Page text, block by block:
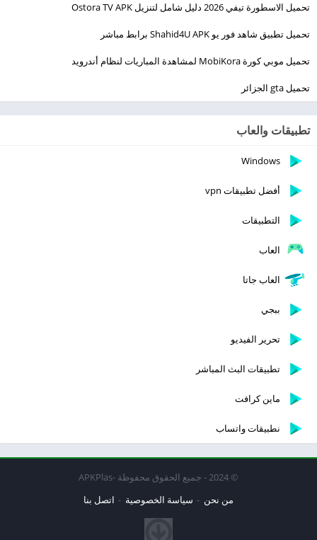
تحميل الاسطورة تيفي 2026 دليل شامل لتنزيل Ostora TV APK
تحميل تطبيق شاهد فور يو Shahid4U APK برابط مباشر
تحميل موبي كورة MobiKora لمشاهدة المباريات لنظام أندرويد
تحميل gta الجزائر
تطبيقات والعاب
Windows
أفضل تطبيقات vpn
التطبيقات
العاب
العاب جاتا
ببجي
تحرير الفيديو
تطبيقات البث المباشر
ماين كرافت
نطبيقات واتساب
© 2024 - جميع الحقوق محفوظة -APKPlas
من نحن
سياسة الخصوصية اتصل بنا